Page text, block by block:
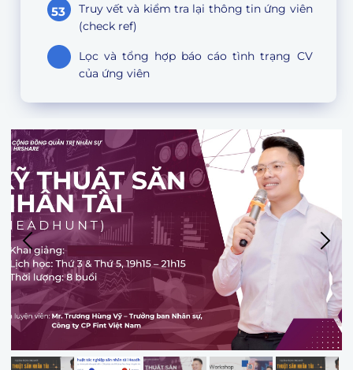
Truy vết và kiểm tra lại thông tin ứng viên
(check ref)
Lọc và tổng hợp báo cáo tình trạng CV
của ứng viên
53
54
55